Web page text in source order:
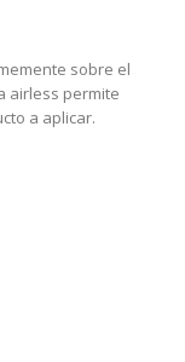
sobre el
airless permite
a aplicar.